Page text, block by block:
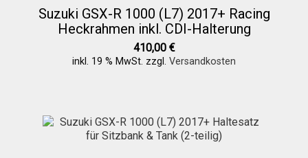
Versandkosten
Suzuki GSX-R 1000 (L7) 2017+ Racing
Heckrahmen inkl. CDI-Halterung
410,00 €
inkl. 19 % MwSt. zzgl. Versandkosten